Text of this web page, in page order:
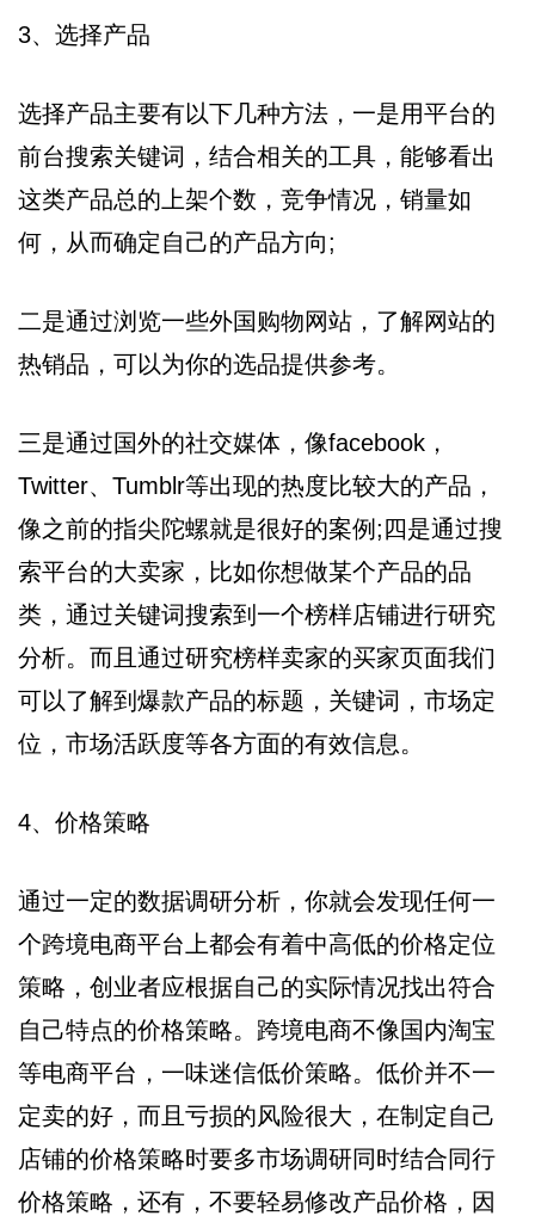
3、选择产品
选择产品主要有以下几种方法，一是用平台的
前台搜索关键词，结合相关的工具，能够看出
这类产品总的上架个数，竞争情况，销量如
何，从而确定自己的产品方向;
二是通过浏览一些外国购物网站，了解网站的
热销品，可以为你的选品提供参考。
三是通过国外的社交媒体，像facebook，
Twitter、Tumblr等出现的热度比较大的产品，
像之前的指尖陀螺就是很好的案例;四是通过搜
索平台的大卖家，比如你想做某个产品的品
类，通过关键词搜索到一个榜样店铺进行研究
分析。而且通过研究榜样卖家的买家页面我们
可以了解到爆款产品的标题，关键词，市场定
位，市场活跃度等各方面的有效信息。
4、价格策略
通过一定的数据调研分析，你就会发现任何一
个跨境电商平台上都会有着中高低的价格定位
策略，创业者应根据自己的实际情况找出符合
自己特点的价格策略。跨境电商不像国内淘宝
等电商平台，一味迷信低价策略。低价并不一
定卖的好，而且亏损的风险很大，在制定自己
店铺的价格策略时要多市场调研同时结合同行
价格策略，还有，不要轻易修改产品价格，因